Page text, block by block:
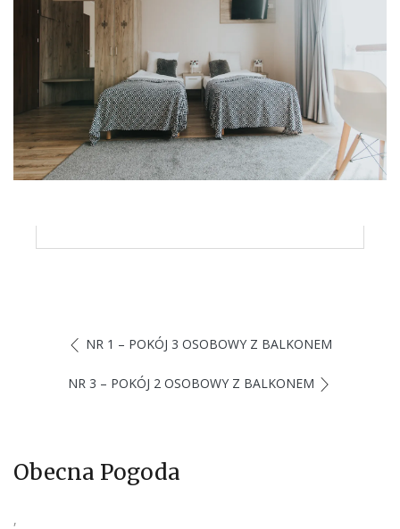
NR 1 – POKÓJ 3 OSOBOWY Z BALKONEM
NR 3 – POKÓJ 2 OSOBOWY Z BALKONEM
Obecna Pogoda
,